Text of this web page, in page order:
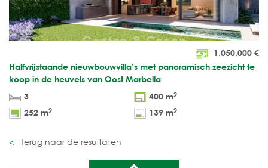
1.050.000 €
Halfvrijstaande nieuwbouwvilla’s met panoramisch zeezicht te
koop in de heuvels van Oost Marbella
3
400 m2
252 m2 139 m2
Terug naar de resultaten